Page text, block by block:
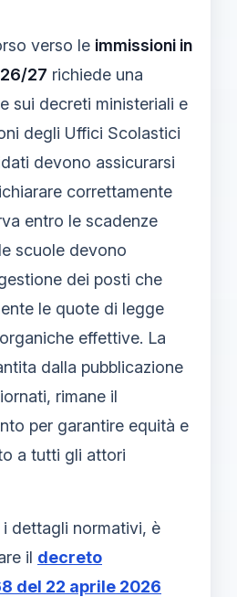
verso le immissioni in
27 richiede una
sui decreti ministeriali e
degli Uffici Scolastici
devono assicurarsi
correttamente
entro le scadenze
scuole devono
dei posti che
le quote di legge
effettive. La
dalla pubblicazione
rimane il
per garantire equità e
a tutti gli attori
dettagli normativi, è
il decreto
del 22 aprile 2026